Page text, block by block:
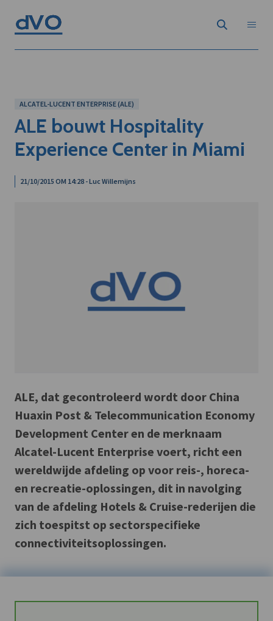
ALCATEL-LUCENT ENTERPRISE (ALE)
ALE bouwt Hospitality
Experience Center in Miami
21/10/2015 OM 14:28 - Luc Willemijns
ALE, dat gecontroleerd wordt door China
Huaxin Post & Telecommunication Economy
Development Center en de merknaam
Alcatel-Lucent Enterprise voert, richt een
wereldwijde afdeling op voor reis-, horeca-
en recreatie-oplossingen, dit in navolging
van de afdeling Hotels & Cruise-rederijen die
zich toespitst op sectorspecifieke
connectiviteitsoplossingen.